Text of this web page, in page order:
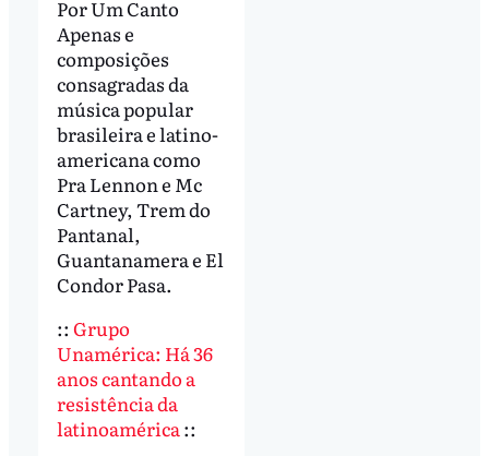
Por Um Canto
Apenas e
composições
consagradas da
música popular
brasileira e latino-
americana como
Pra Lennon e Mc
Cartney, Trem do
Pantanal,
Guantanamera e El
Condor Pasa.
:: Grupo
Unamérica: Há 36
anos cantando a
resistência da
latinoamérica ::